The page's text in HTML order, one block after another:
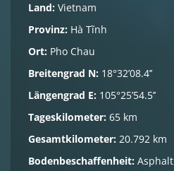
Land: Vietnam
Provinz: Hà Tĩnh
Ort: Pho Chau
Breitengrad N: 18°32’08.4’’
Längengrad E: 105°25’54.5’’
Tageskilometer: 65 km
Gesamtkilometer: 20.792 km
Bodenbeschaffenheit: Asphalt